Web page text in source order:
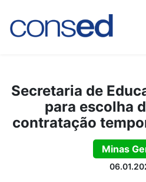
Secretaria de
para escolha
contratação
Minas